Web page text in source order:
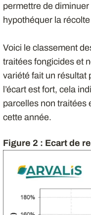
permettre de
hypothéquer la
Voici le classement
traitées fongicides et
variété fait un résultat
l’écart est fort, cela
parcelles non traitées
cette année.
Figure 2 : Ecart de